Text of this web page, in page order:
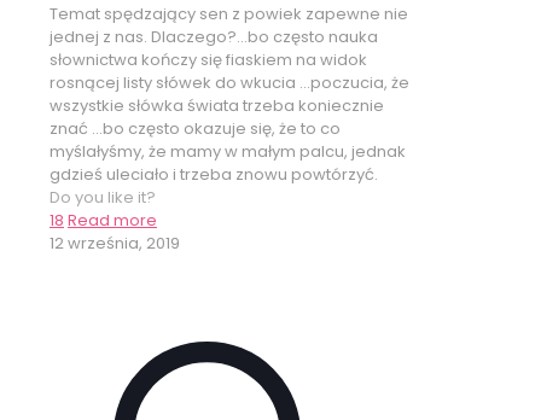
Temat spędzający sen z powiek zapewne nie
jednej z nas. Dlaczego?...bo często nauka
słownictwa kończy się fiaskiem na widok
rosnącej listy słówek do wkucia ...poczucia, że
wszystkie słówka świata trzeba koniecznie
znać ...bo często okazuje się, że to co
myślałyśmy, że mamy w małym palcu, jednak
gdzieś uleciało i trzeba znowu powtórzyć.
Do you like it?
18 Read more
12 września, 2019